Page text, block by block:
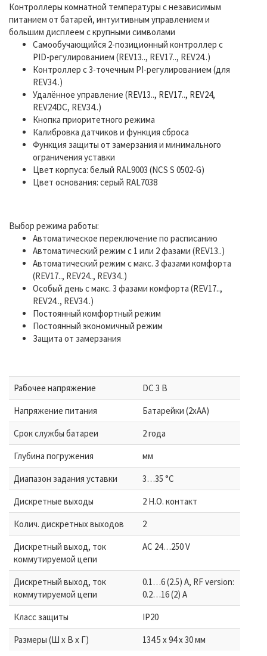
Контроллеры комнатной температуры с независимым
питанием от батарей, интуитивным управлением и
большим дисплеем с крупными символами
Самообучающийся 2-позиционный контроллер с
PID-регулированием (REV13.., REV17.., REV24..)
Контроллер с 3-точечным PI-регулированием (для
REV34..)
Удалённое управление (REV13.., REV17.., REV24,
REV24DC, REV34..)
Кнопка приоритетного режима
Калибровка датчиков и функция сброса
Функция защиты от замерзания и минимального
ограничения уставки
Цвет корпуса: белый RAL9003 (NCS S 0502-G)
Цвет основания: серый RAL7038
Выбор режима работы:
Автоматическое переключение по расписанию
Автоматический режим с 1 или 2 фазами (REV13..)
Автоматический режим с макс. 3 фазами комфорта
(REV17.., REV24.., REV34..)
Особый день с макс. 3 фазами комфорта (REV17..,
REV24.., REV34..)
Постоянный комфортный режим
Постоянный экономичный режим
Защита от замерзания
Рабочее напряжение
DC 3 В
Напряжение питания
Батарейки (2xAA)
Срок службы батареи
2 года
Глубина погружения
мм
Диапазон задания уставки
3…35 °C
Дискретные выходы
2 Н.О. контакт
Колич. дискретных выходов
2
Дискретный выход, ток
коммутируемой цепи
AC 24…250 V
Дискретный выход, ток
коммутируемой цепи
0.1…6 (2.5) A, RF version:
0.2…16 (2) A
Класс защиты
IP20
Размеры (Ш х В х Г)
134.5 x 94 x 30 мм